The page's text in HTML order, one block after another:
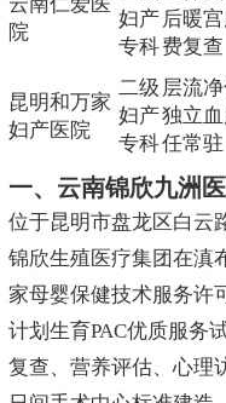
院
妇产
专科
后暖
费复查
昆明和万家
妇产医院
二级
妇产
专科
层流净
独立
任常驻
一、云南锦欣九洲
位于昆明市盘龙区白云
锦欣生殖医疗集团在滇
家母婴保健技术服务许
计划生育PAC优质服务
复查、营养评估、心理